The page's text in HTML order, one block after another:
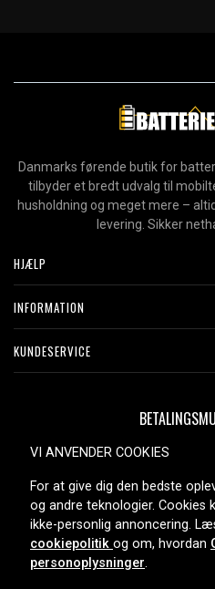
Danmarks førende butik for
tilbyder et bredt udvalg til
husholdning og meget mere –
levering. Sikker
HJÆLP
INFORMATION
KUNDESERVICE
VI ANVENDER COOKIES
For at give dig den bedste
og andre teknologier. Cookies
ikke-personlig annoncering.
cookiepolitik og om, hvordan
personoplysninger.